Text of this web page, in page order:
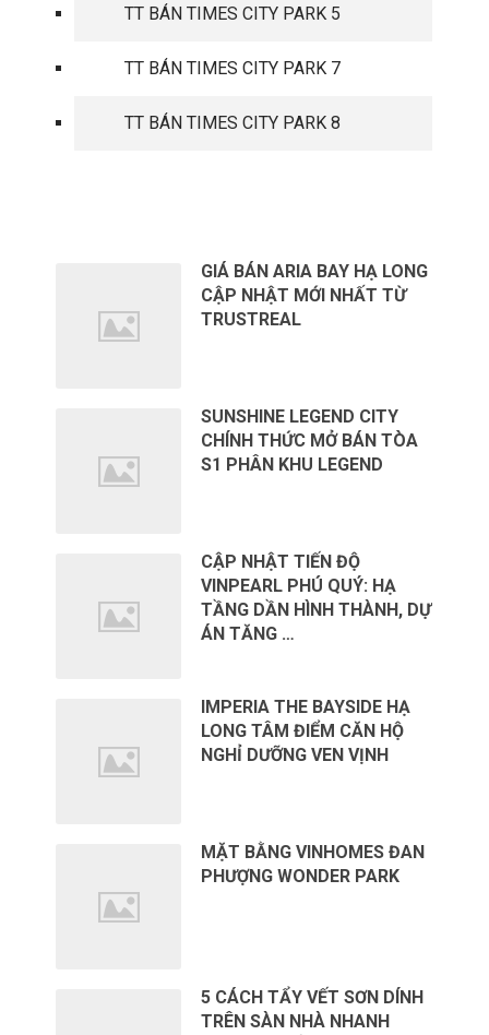
TT BÁN TIMES CITY PARK 5
TT BÁN TIMES CITY PARK 7
TT BÁN TIMES CITY PARK 8
GIÁ BÁN ARIA BAY HẠ LONG
CẬP NHẬT MỚI NHẤT TỪ
TRUSTREAL
SUNSHINE LEGEND CITY
CHÍNH THỨC MỞ BÁN TÒA
S1 PHÂN KHU LEGEND
CẬP NHẬT TIẾN ĐỘ
VINPEARL PHÚ QUÝ: HẠ
TẦNG DẦN HÌNH THÀNH, DỰ
ÁN TĂNG …
IMPERIA THE BAYSIDE HẠ
LONG TÂM ĐIỂM CĂN HỘ
NGHỈ DƯỠNG VEN VỊNH
MẶT BẰNG VINHOMES ĐAN
PHƯỢNG WONDER PARK
5 CÁCH TẨY VẾT SƠN DÍNH
TRÊN SÀN NHÀ NHANH